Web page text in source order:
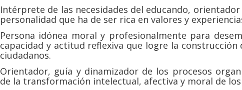
Intérprete de las necesidades del educando,
personalidad que ha de ser rica en valores y
Persona idónea moral y profesionalmente para
capacidad y actitud reflexiva que logre la
ciudadanos.
Orientador, guía y dinamizador de los procesos
de la transformación intelectual, afectiva y moral de